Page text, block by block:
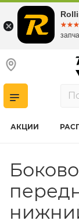
АКЦИИ